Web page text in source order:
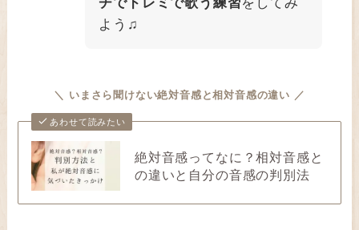
よう♫
＼ いまさら聞けない絶対音感と相対音感の違い ／
あわせて読みたい
絶対音感ってなに？相対音感と
の違いと自分の音感の判別法